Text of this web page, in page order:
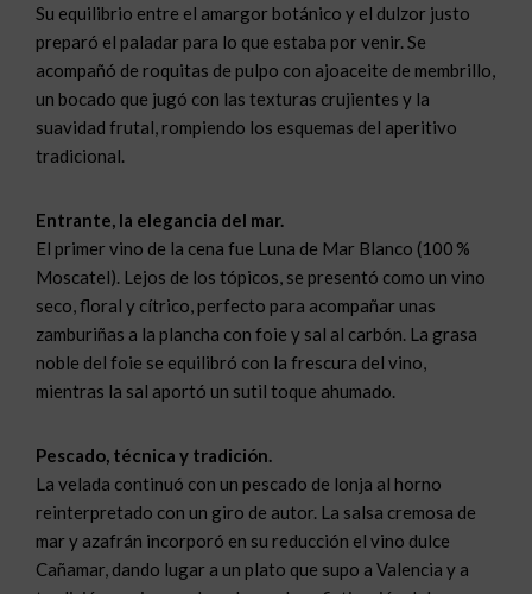
Su equilibrio entre el amargor botánico y el dulzor justo
preparó el paladar para lo que estaba por venir. Se
acompañó de roquitas de pulpo con ajoaceite de membrillo,
un bocado que jugó con las texturas crujientes y la
suavidad frutal, rompiendo los esquemas del aperitivo
tradicional.
Entrante, la elegancia del mar.
El primer vino de la cena fue Luna de Mar Blanco (100 %
Moscatel). Lejos de los tópicos, se presentó como un vino
seco, floral y cítrico, perfecto para acompañar unas
zamburiñas a la plancha con foie y sal al carbón. La grasa
noble del foie se equilibró con la frescura del vino,
mientras la sal aportó un sutil toque ahumado.
Pescado, técnica y tradición.
La velada continuó con un pescado de lonja al horno
reinterpretado con un giro de autor. La salsa cremosa de
mar y azafrán incorporó en su reducción el vino dulce
Cañamar, dando lugar a un plato que supo a Valencia y a